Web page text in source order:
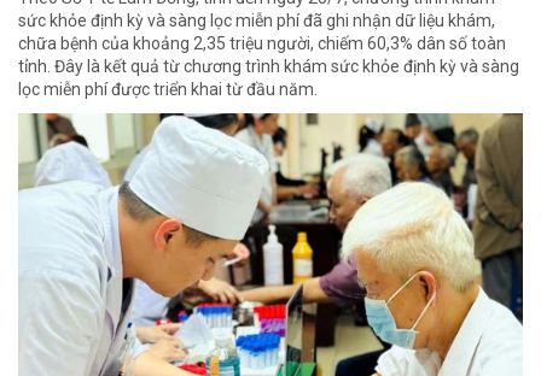
sức khỏe định kỳ và sàng lọc miễn phí đã ghi nhận dữ liệu khám,
chữa bệnh của khoảng 2,35 triệu người, chiếm 60,3% dân số toàn
tỉnh. Đây là kết quả từ chương trình khám sức khỏe định kỳ và sàng
lọc miễn phí được triển khai từ đầu năm.